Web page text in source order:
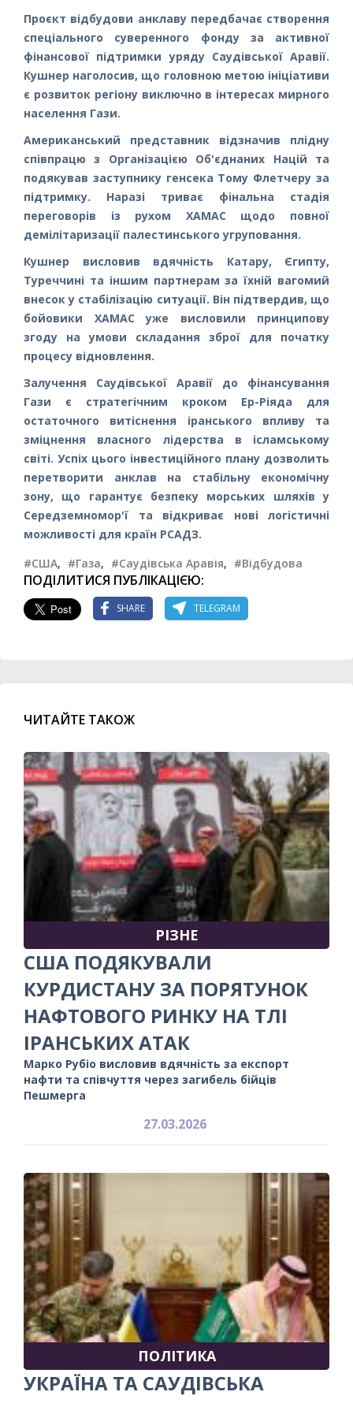
Проєкт відбудови анклаву передбачає створення
спеціального суверенного фонду за активної
фінансової підтримки уряду Саудівської Аравії.
Кушнер наголосив, що головною метою ініціативи
є розвиток регіону виключно в інтересах мирного
населення Гази.
Американський представник відзначив плідну
співпрацю з Організацією Об'єднаних Націй та
подякував заступнику генсека Тому Флетчеру за
підтримку. Наразі триває фінальна стадія
переговорів із рухом ХАМАС щодо повної
демілітаризації палестинського угруповання.
Кушнер висловив вдячність Катару, Єгипту,
Туреччині та іншим партнерам за їхній вагомий
внесок у стабілізацію ситуації. Він підтвердив, що
бойовики ХАМАС уже висловили принципову
згоду на умови складання зброї для початку
процесу відновлення.
Залучення Саудівської Аравії до фінансування
Гази є стратегічним кроком Ер-Ріяда для
остаточного витіснення іранського впливу та
зміцнення власного лідерства в ісламському
світі. Успіх цього інвестиційного плану дозволить
перетворити анклав на стабільну економічну
зону, що гарантує безпеку морських шляхів у
Середземномор'ї та відкриває нові логістичні
можливості для країн РСАДЗ.
#США, #Газа, #Саудівська Аравія, #Відбудова
ПОДІЛИТИСЯ ПУБЛІКАЦІЄЮ:
SHARE TELEGRAM
ЧИТАЙТЕ ТАКОЖ
РІЗНЕ
США ПОДЯКУВАЛИ
КУРДИСТАНУ ЗА ПОРЯТУНОК
НАФТОВОГО РИНКУ НА ТЛІ
ІРАНСЬКИХ АТАК
Марко Рубіо висловив вдячність за експорт
нафти та співчуття через загибель бійців
Пешмерга
27.03.2026
ПОЛІТИКА
УКРАЇНА ТА САУДІВСЬКА